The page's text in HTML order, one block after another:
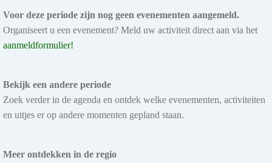
Voor deze periode zijn nog geen evenementen aangemeld.
Organiseert u een evenement? Meld uw activiteit direct aan via het
aanmeldformulier!
Bekijk een andere periode
Zoek verder in de agenda en ontdek welke evenementen, activiteiten
en uitjes er op andere momenten gepland staan.
Meer ontdekken in de regio